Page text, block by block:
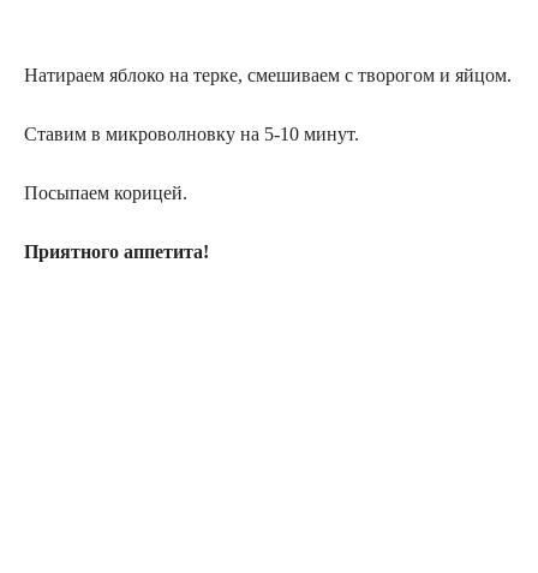
Натираем яблоко на терке, смешиваем с творогом и яйцом.
Ставим в микроволновку на 5-10 минут.
Посыпаем корицей.
Приятного аппетита!